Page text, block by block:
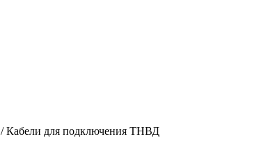
/ Кабели для подключения ТНВД